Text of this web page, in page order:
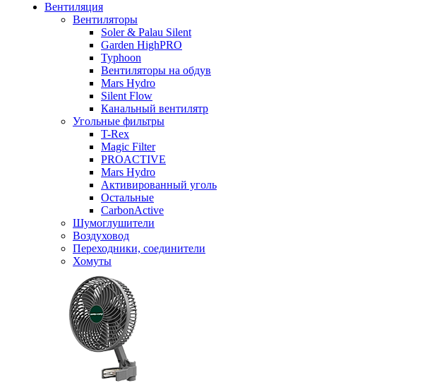
Вентиляция
Вентиляторы
Soler & Palau Silent
Garden HighPRO
Typhoon
Вентиляторы на обдув
Mars Hydro
Silent Flow
Канальный вентилятр
Угольные фильтры
T-Rex
Magic Filter
PROACTIVE
Mars Hydro
Активированный уголь
Остальные
CarbonActive
Шумоглушители
Воздуховод
Переходники, соединители
Хомуты